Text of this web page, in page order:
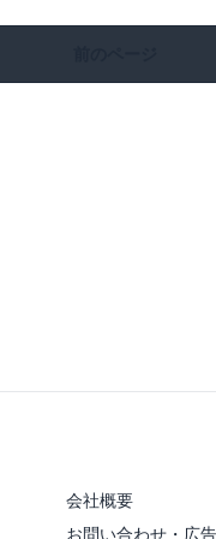
会社概要
お問い合わせ・広